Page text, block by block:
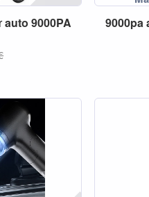
auto 9000PA 9000pa